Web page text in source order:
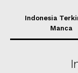
Indonesia
Manca